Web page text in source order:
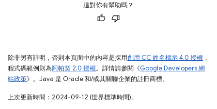
這對你有幫助嗎？
除非另有註明，否則本頁面中的內容是採用創用 CC 姓名標示 4.0 授權 ，
程式碼範例則為阿帕契 2.0 授權。詳情請參閱《Google Developers 網
站政策》。Java 是 Oracle 和/或其關聯企業的註冊商標。
上次更新時間：2024-09-12 (世界標準時間)。